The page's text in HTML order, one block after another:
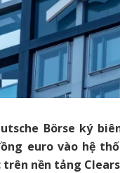
Börse ký
euro vào hệ
nền tảng